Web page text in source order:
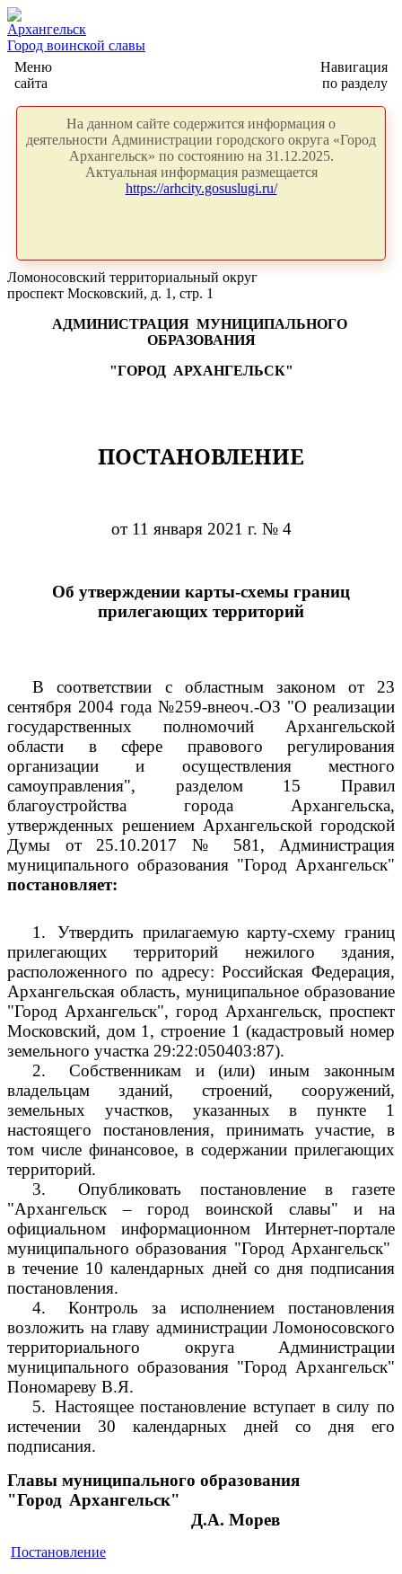
Архангельск
Город воинской славы
Меню
сайта
Навигация
по разделу
На данном сайте содержится информация о
деятельности Администрации городского округа «Город
Архангельск» по состоянию на 31.12.2025.
Актуальная информация размещается
https://arhcity.gosuslugi.ru/
Ломоносовский территориальный округ
проспект Московский, д. 1, стр. 1
АДМИНИСТРАЦИЯ МУНИЦИПАЛЬНОГО
ОБРАЗОВАНИЯ
"ГОРОД АРХАНГЕЛЬСК"
ПОСТАНОВЛЕНИЕ
от 11 января 2021 г. № 4
Об утверждении карты-схемы границ
прилегающих территорий
В соответствии с областным законом от 23
сентября 2004 года №259-внеоч.-ОЗ "О реализации
государственных полномочий Архангельской
области в сфере правового регулирования
организации и осуществления местного
самоуправления", разделом 15 Правил
благоустройства города Архангельска,
утвержденных решением Архангельской городской
Думы от 25.10.2017 № 581, Администрация
муниципального образования "Город Архангельск"
постановляет:
1.
Утвердить прилагаемую карту-схему границ
прилегающих территорий нежилого здания,
расположенного по адресу: Российская Федерация,
Архангельская область, муниципальное образование
"Город Архангельск", город Архангельск, проспект
Московский, дом 1, строение 1 (кадастровый номер
земельного участка 29:22:050403:87).
2.
Собственникам и (или) иным законным
владельцам зданий, строений, сооружений,
земельных участков, указанных в пункте 1
настоящего постановления, принимать участие, в
том числе финансовое, в содержании прилегающих
территорий.
3.
Опубликовать постановление в газете
"Архангельск – город воинской славы" и на
официальном информационном Интернет-портале
муниципального образования "Город Архангельск"
в течение 10 календарных дней со дня подписания
постановления.
4.
Контроль за исполнением постановления
возложить на главу администрации Ломоносовского
территориального округа Администрации
муниципального образования "Город Архангельск"
Пономареву В.Я.
5. Настоящее постановление вступает в силу по
истечении 30 календарных дней со дня его
подписания.
Главы муниципального образования
"Город Архангельск"
Д.А. Морев
Постановление